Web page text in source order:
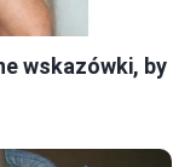
wskazówki, by